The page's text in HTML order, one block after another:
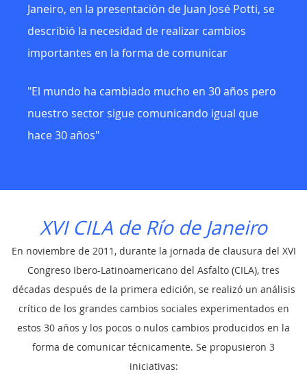
Janeiro, en la presentación de Juan José Potti, se
describió la necesidad de realizar cambios
importantes en la forma de comunicar
"El mundo ha cambiado mucho en 30 años pero
nuestro sector sigue comunicando igual que
hace 30 años"
XVI CILA de Río de Janeiro
En noviembre de 2011, durante la jornada de clausura del XVI
Congreso Ibero-Latinoamericano del Asfalto (CILA), tres
décadas después de la primera edición, se realizó un análisis
crítico de los grandes cambios sociales experimentados en
estos 30 años y los pocos o nulos cambios producidos en la
forma de comunicar técnicamente. Se propusieron 3
iniciativas: